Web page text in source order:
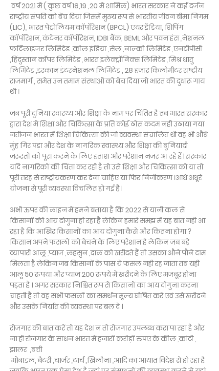
वर्ष 2021 में ( कुछ वर्ष 18,19 ,20 में शामिल) भारत सरकार ने कई दर्जन
राष्ट्रीय संपति को बेंच दिया जिसमें मुख्य रूप से भारतीय जीवन बीमा निगम
(LIC), भारत पेट्रोलियम कॉर्पोरेशन (BPCL) एयर इँडिया, शिपिंग
कॉर्पोरेशन, कंटेनर कॉर्पोरेशन, IDBI बैंक, BEML और पवन हंस ,नेशनल
फर्टिलाइजर लिमिटेड ,कोल इंडिया ,सेल ,नाल्को लिमिटेड ,एनटीपीसी
,हिंदुस्तान कॉपर लिमिटेड ,भारत इलेक्ट्रॉनिक्स लिमिटेड ,मिश्र धातु
लिमिटेड ,इरकान इंटरनेशनल लिमिटेड , 28 हजार किलोमीटर राष्ट्रीय
राजमार्ग , समेत उन तमाम संस्थाओं को बेंच दिया जो भारत की दुधारू गाय
थी ।
जब पूरी दुनिया स्वास्थ्य और शिक्षा के नाम पर चिंतित है तब भारत सरकार
द्वारा देश में शिक्षा और चिकित्सा के प्रति कोई ठोस कदम नही उठाया गया
नतीजन भारत में शिक्षा चिकित्सा की जो व्यवस्था संचालित थी वह भी औंधे
मुंह गिर पड़ा और देश के नागरिक स्वास्थ्य और शिक्षा की बुनियादी
जरूरतों को पूरा करने के लिए हताश और परेशान नजर आ रहे हैं। सरकार
यदि नागरिकों की चिंता कर रही है तो उसे शिक्षा और चिकित्सा को या तो
पूरी तरह से राष्ट्रीयकरण कर देना चाहिए या फिर निजीकरण ।आधे अधूरे
योजना से पूरी व्यवस्था विचलित हो गई है।
अभी ऊपर की लाइन में हमने बताया है कि 2022 से यानी कल से
किसानों की आय दोगुना हो रहा है लेकिन हमारे समझ में यह बात नही आ
रहा है कि आखिर किसानों का आय दोगुना कैसे और कितना होगा ?
किसान अपने फसलों को बेचने के लिए परेशान है लेकिन जब बड़े
व्यापारी आलू ,प्याज ,लहसुन ,दाल को खरीदते हैं तो उसका औने पौने दाम
मिलता है लेकिन जब किसानों के पास ये फसल नही रह जाता तब यही
आलू 50 रुपया और प्याज 200 रुपये में खरीदने के लिए मजबूर होना
पड़ता है । अगर सरकार निश्चित रूप से किसानों का आय दोगुना करना
चाहती है तो वह सभी फसलों का समर्थन मूल्य घोषित करे एवं उसे खरीदने
और उसके निर्यात की व्यवस्था पर बल दे ।
रोजगार की बात करें तो यह देश न तो रोजगार उपलब्ध करा पा रहा है और
ना ही रोजगार के साधन भारत में हजारों करोड़ों रुपए के कील ,कांटी ,
झालर ,बत्ती
मोबाइल, बैटरी ,चार्जर ,टार्च ,खिलौना ,आदि का आयात विदेश से हो रहा है